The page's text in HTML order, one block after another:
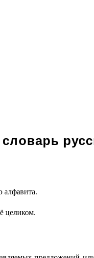
алфавита.
целиком.